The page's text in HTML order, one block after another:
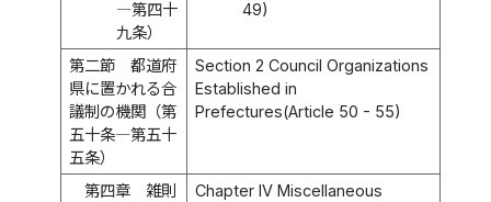
―第四十
九条）
49)
第二節 都道府
県に置かれる合
議制の機関（第
五十条―第五十
五条）
Section 2 Council Organizations
Established in
Prefectures(Article 50 - 55)
第四章 雑則
Chapter IV Miscellaneous